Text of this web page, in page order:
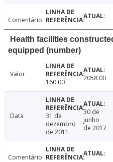
Comentário
Health facilities
equipped (number)
Valor
160.00
2058.00
Data
31 de
dezembro
de 2011
30 de
junho
de 2017
Comentário